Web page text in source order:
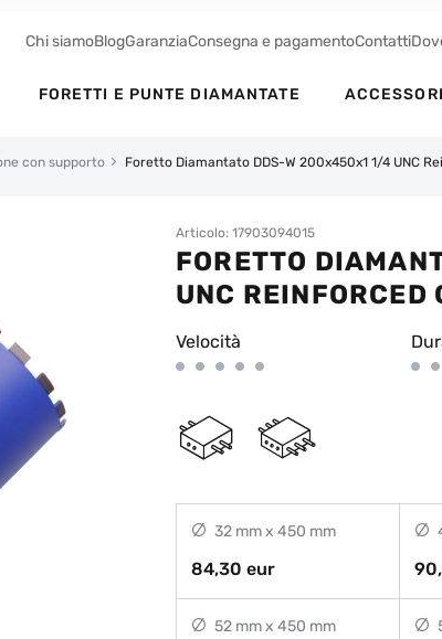
Chi siamoBlogGaranziaConsegna e pagamentoContatti
FORETTI E PUNTE DIAMANTATE ACCESSORI
con supporto Foretto Diamantato DDS-W 200x450x1 1/4 UNC
Articolo: 17903094015
FORETTO
UNC REINFORCED
Velocità
32 mm x 450 mm
84,30 eur
52 mm x 450 mm